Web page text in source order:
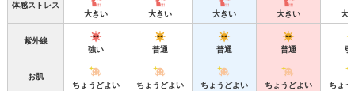
体感ストレス
大きい
大きい 大きい 大きい 大
紫外線
強い
普通 普通 普通 弱
お肌
ちょうどよい
ちょうどよい ちょうどよい ちょうどよい ちょう